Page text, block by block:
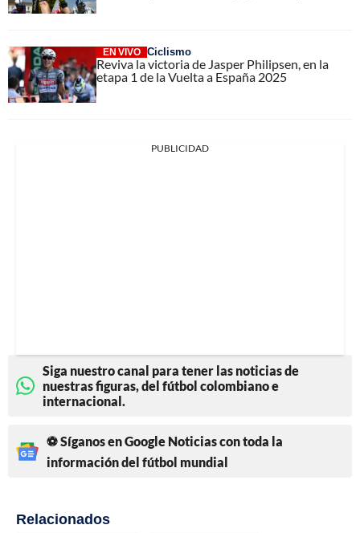
EN VIVO Ciclismo
Reviva la victoria de Jasper Philipsen, en la
etapa 1 de la Vuelta a España 2025
PUBLICIDAD
Siga nuestro canal para tener las noticias de
nuestras figuras, del fútbol colombiano e
internacional.
⚽ Síganos en Google Noticias con toda la
información del fútbol mundial
Relacionados